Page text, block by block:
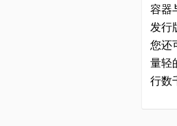
容器
发行
您还
量轻
行数